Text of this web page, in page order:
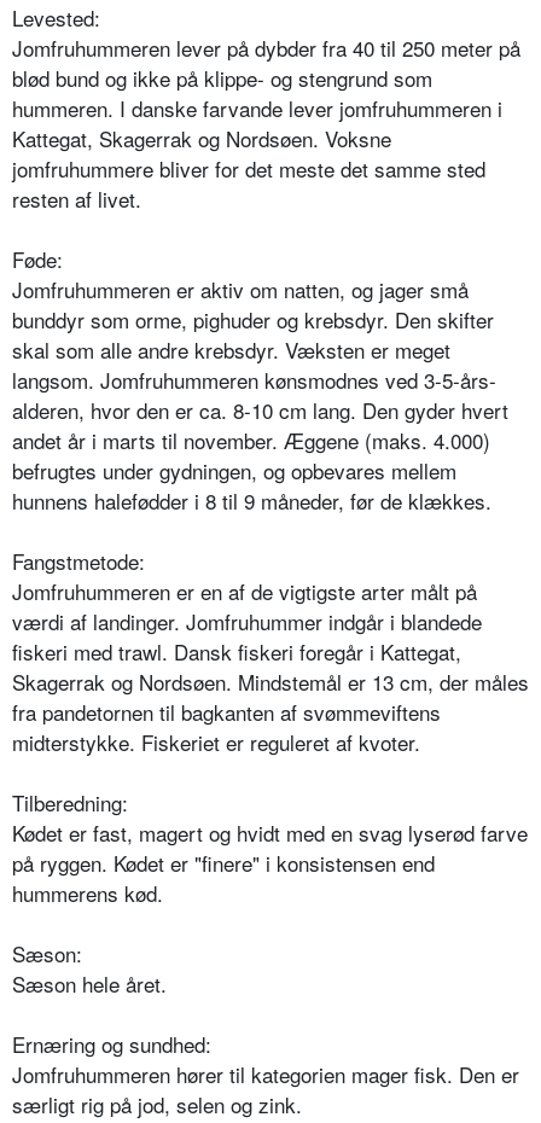
Levested:
Jomfruhummeren lever på dybder fra 40 til 250 meter på
blød bund og ikke på klippe- og stengrund som
hummeren. I danske farvande lever jomfruhummeren i
Kattegat, Skagerrak og Nordsøen. Voksne
jomfruhummere bliver for det meste det samme sted
resten af livet.
Føde:
Jomfruhummeren er aktiv om natten, og jager små
bunddyr som orme, pighuder og krebsdyr. Den skifter
skal som alle andre krebsdyr. Væksten er meget
langsom. Jomfruhummeren kønsmodnes ved 3-5-års-
alderen, hvor den er ca. 8-10 cm lang. Den gyder hvert
andet år i marts til november. Æggene (maks. 4.000)
befrugtes under gydningen, og opbevares mellem
hunnens halefødder i 8 til 9 måneder, før de klækkes.
Fangstmetode:
Jomfruhummeren er en af de vigtigste arter målt på
værdi af landinger. Jomfruhummer indgår i blandede
fiskeri med trawl. Dansk fiskeri foregår i Kattegat,
Skagerrak og Nordsøen. Mindstemål er 13 cm, der måles
fra pandetornen til bagkanten af svømmeviftens
midterstykke. Fiskeriet er reguleret af kvoter.
Tilberedning:
Kødet er fast, magert og hvidt med en svag lyserød farve
på ryggen. Kødet er "finere" i konsistensen end
hummerens kød.
Sæson:
Sæson hele året.
Ernæring og sundhed:
Jomfruhummeren hører til kategorien mager fisk. Den er
særligt rig på jod, selen og zink.